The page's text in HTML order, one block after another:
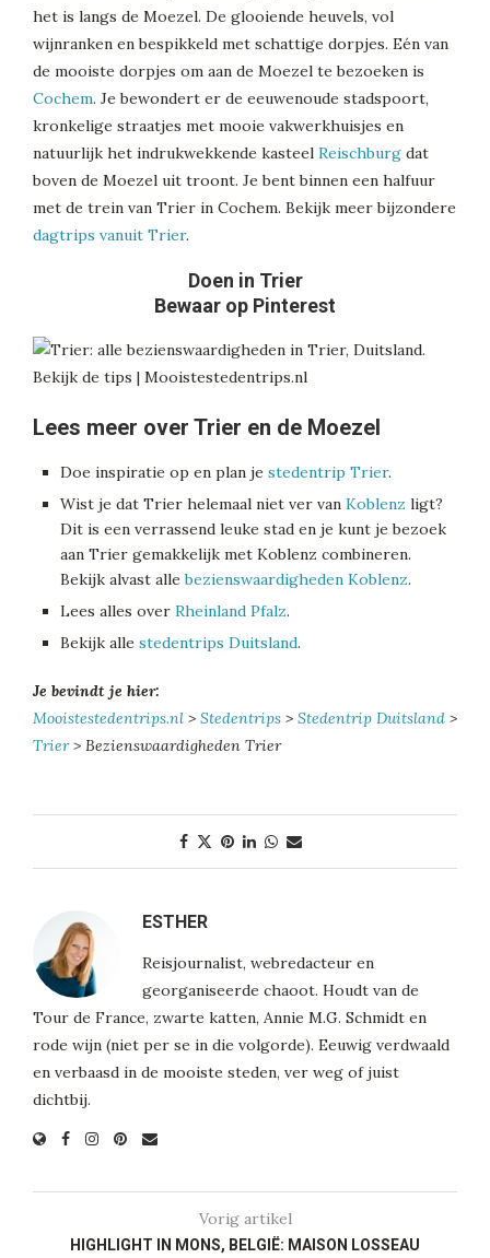
het is langs de Moezel. De glooiende heuvels, vol
wijnranken en bespikkeld met schattige dorpjes. Eén van
de mooiste dorpjes om aan de Moezel te bezoeken is
Cochem. Je bewondert er de eeuwenoude stadspoort,
kronkelige straatjes met mooie vakwerkhuisjes en
natuurlijk het indrukwekkende kasteel Reischburg dat
boven de Moezel uit troont. Je bent binnen een halfuur
met de trein van Trier in Cochem. Bekijk meer bijzondere
dagtrips vanuit Trier.
Doen in Trier
Bewaar op Pinterest
Lees meer over Trier en de Moezel
Doe inspiratie op en plan je stedentrip Trier.
Wist je dat Trier helemaal niet ver van Koblenz ligt?
Dit is een verrassend leuke stad en je kunt je bezoek
aan Trier gemakkelijk met Koblenz combineren.
Bekijk alvast allebezienswaardigheden Koblenz.
Lees alles over Rheinland Pfalz.
Bekijk alle stedentrips Duitsland.
Je bevindt je hier:
Mooistestedentrips.nl > Stedentrips > Stedentrip Duitsland >
Trier> Bezienswaardigheden Trier
ESTHER
Reisjournalist, webredacteur en
georganiseerde chaoot. Houdt van de
Tour de France, zwarte katten, Annie M.G. Schmidt en
rode wijn (niet per se in die volgorde). Eeuwig verdwaald
en verbaasd in de mooiste steden, ver weg of juist
dichtbij.
Vorig artikel
HIGHLIGHT IN MONS, BELGIË: MAISON LOSSEAU